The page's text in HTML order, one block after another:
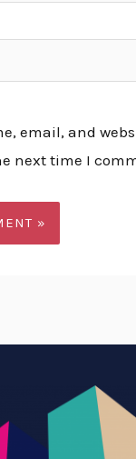
email, and
next time I